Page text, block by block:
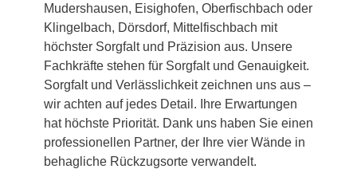
Mudershausen, Eisighofen, Oberfischbach oder
Klingelbach, Dörsdorf, Mittelfischbach mit
höchster Sorgfalt und Präzision aus. Unsere
Fachkräfte stehen für Sorgfalt und Genauigkeit.
Sorgfalt und Verlässlichkeit zeichnen uns aus –
wir achten auf jedes Detail. Ihre Erwartungen
hat höchste Priorität. Dank uns haben Sie einen
professionellen Partner, der Ihre vier Wände in
behagliche Rückzugsorte verwandelt.